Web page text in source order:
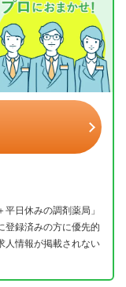
日休みの調剤薬局」
登録済みの方に優先的
人情報が掲載されない